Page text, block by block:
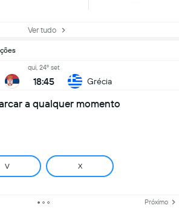
Ver tudo
qui, 24º set
18:45 Grécia
a qualquer momento
V X
Próximo